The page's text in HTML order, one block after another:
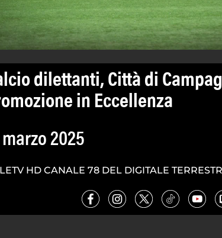
dilettanti, Città di
in Eccellenza
marzo 2025
HD CANALE 78 DEL DIGITALE